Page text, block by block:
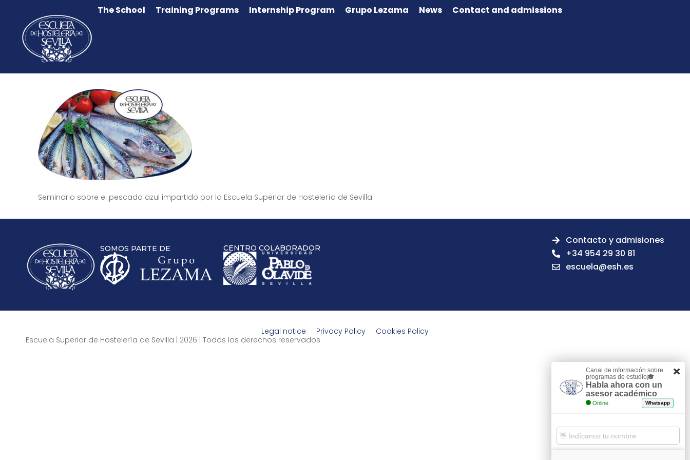
The School Training Programs Internship Program Grupo Lezama News Contact and admissions
Seminario sobre el pescado azul impartido por la Escuela Superior de Hostelería de Sevilla
SOMOS PARTE DE CENTRO COLABORADOR
Contacto y admisiones
+34 954 29 30 81
escuela@esh.es
Legal notice Privacy Policy
Cookies Policy
Escuela Superior de Hostelería de Sevilla | 2026 | Todos los derechos reservados
Canal de información sobre
programas de estudio🎓
Habla ahora con un
asesor académico
Online Whatsapp